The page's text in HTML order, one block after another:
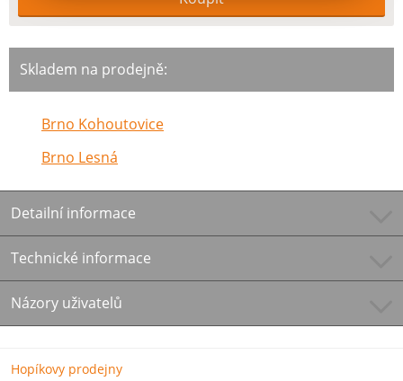
Skladem na prodejně:
Brno Kohoutovice
Brno Lesná
Detailní informace
Technické informace
Názory uživatelů
Hopíkovy prodejny